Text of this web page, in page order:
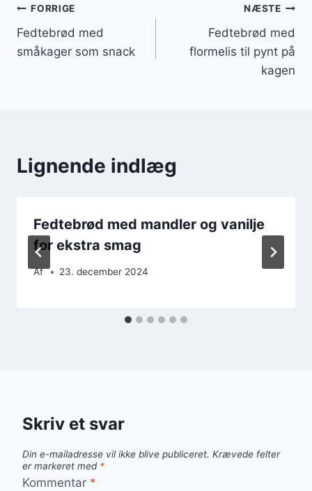
Indlægsnavigation
FORRIGE
Fedtebrød med
småkager som snack
NÆSTE
Fedtebrød med
flormelis til pynt på
kagen
Lignende indlæg
Fedtebrød med mandler og vanilje
for ekstra smag
Af 23. december 2024
Skriv et svar
Din e-mailadresse vil ikke blive publiceret. Krævede felter
er markeret med *
Kommentar *